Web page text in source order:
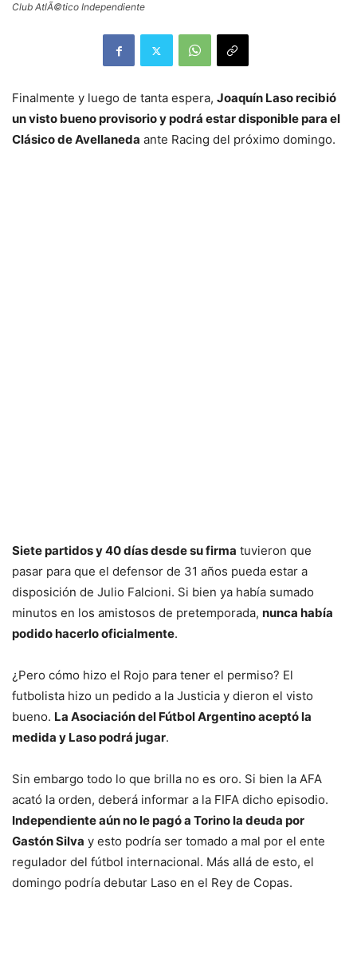
Club AtlÃ©tico Independiente
Finalmente y luego de tanta espera, Joaquín Laso recibió
un visto bueno provisorio y podrá estar disponible para el
Clásico de Avellaneda ante Racing del próximo domingo.
Siete partidos y 40 días desde su firma tuvieron que
pasar para que el defensor de 31 años pueda estar a
disposición de Julio Falcioni. Si bien ya había sumado
minutos en los amistosos de pretemporada, nunca había
podido hacerlo oficialmente.
¿Pero cómo hizo el Rojo para tener el permiso? El
futbolista hizo un pedido a la Justicia y dieron el visto
bueno. La Asociación del Fútbol Argentino aceptó la
medida y Laso podrá jugar.
Sin embargo todo lo que brilla no es oro. Si bien la AFA
acató la orden, deberá informar a la FIFA dicho episodio.
Independiente aún no le pagó a Torino la deuda por
Gastón Silva y esto podría ser tomado a mal por el ente
regulador del fútbol internacional. Más allá de esto, el
domingo podría debutar Laso en el Rey de Copas.